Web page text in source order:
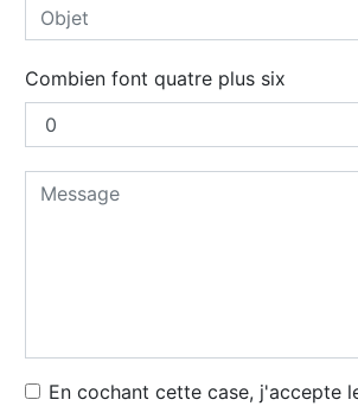
Combien font quatre plus six
En cochant cette case, j'accepte